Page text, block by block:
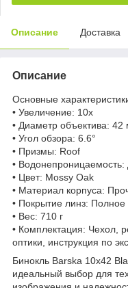
Описание Доставка
Описание
Основные
• Увеличение: 10x
• Диаметр объектива: 42
• Угол обзора: 6.6°
• Призмы: Roof
• Водонепроницаемость:
• Цвет: Mossy Oak
• Материал корпуса:
• Покрытие линз:
• Вес: 710 г
• Комплектация: Чехол,
оптики, инструкция по
Бинокль Barska 10x42
идеальный выбор для